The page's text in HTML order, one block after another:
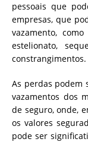
pessoais que
empresas, que
vazamento,
estelionato,
constrangimentos.
As perdas podem
vazamentos dos
de seguro, onde,
os valores
pode ser